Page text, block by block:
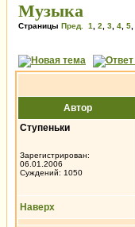
Музыка
Страницы Пред. 1 2 3 4 5
Автор
Ступеньки
Зарегистрирован:
06.01.2006
Суждений: 1050
Наверх